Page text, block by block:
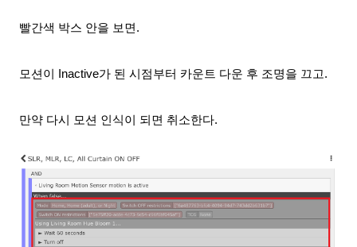
빨간색 박스 안을 보면.
모션이 Inactive가 된 시점부터 카운트 다운 후 조명을 끄고.
만약 다시 모션 인식이 되면 취소한다.